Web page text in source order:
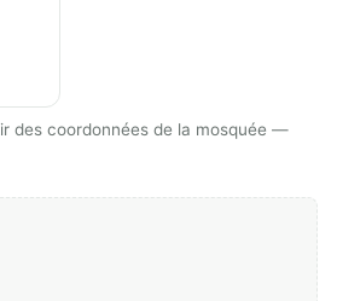
des coordonnées de la mosquée —